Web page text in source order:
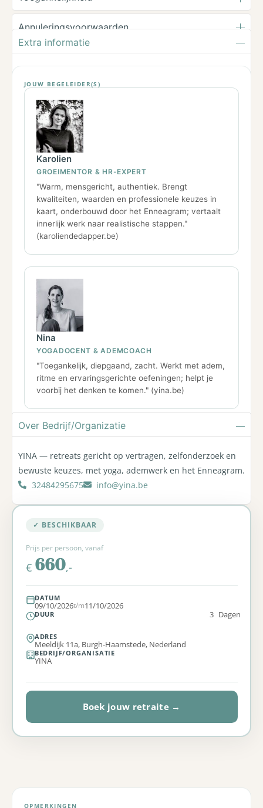
Annuleringsvoorwaarden
Extra informatie
JOUW BEGELEIDER(S)
Karolien
GROEIMENTOR & HR-EXPERT
"Warm, mensgericht, authentiek. Brengt
kwaliteiten, waarden en professionele keuzes in
kaart, onderbouwd door het Enneagram; vertaalt
innerlijk werk naar realistische stappen."
(karoliendedapper.be)
Nina
YOGADOCENT & ADEMCOACH
"Toegankelijk, diepgaand, zacht. Werkt met adem,
ritme en ervaringsgerichte oefeningen; helpt je
voorbij het denken te komen." (yina.be)
Over Bedrijf/Organizatie
YINA — retreats gericht op vertragen, zelfonderzoek en
bewuste keuzes, met yoga, ademwerk en het Enneagram.
32484295675
info@yina.be
✓ BESCHIKBAAR
Prijs per persoon, vanaf
€ 660,-
DATUM
09/10/2026t/m11/10/2026
DUUR 3 Dagen
ADRES
Meeldijk 11a, Burgh-Haamstede, Nederland
BEDRIJF/ORGANISATIE
YINA
Boek jouw retraite →
OPMERKINGEN